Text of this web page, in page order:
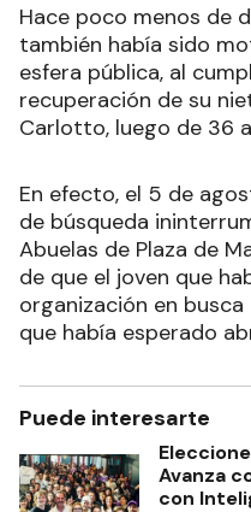
Hace poco menos de
también había sido
esfera pública, al
recuperación de su
Carlotto, luego de 36
En efecto, el 5 de
de búsqueda
Abuelas de Plaza de
de que el joven que
organización en
que había esperado
Puede interesarte
Avanza
con